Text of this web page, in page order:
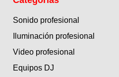
Sonido profesional
Iluminación profesional
Video profesional
Equipos DJ